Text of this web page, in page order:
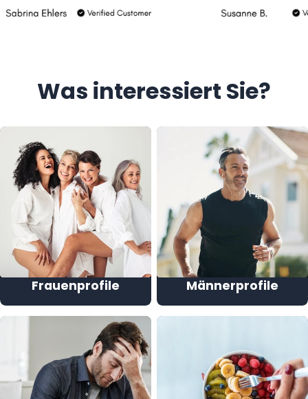
Was interessiert Sie?
Frauenprofile Männerprofile